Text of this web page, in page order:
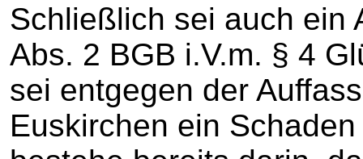
Schließlich sei auch ein
Abs. 2 BGB i.V.m. § 4
sei entgegen der
Euskirchen ein